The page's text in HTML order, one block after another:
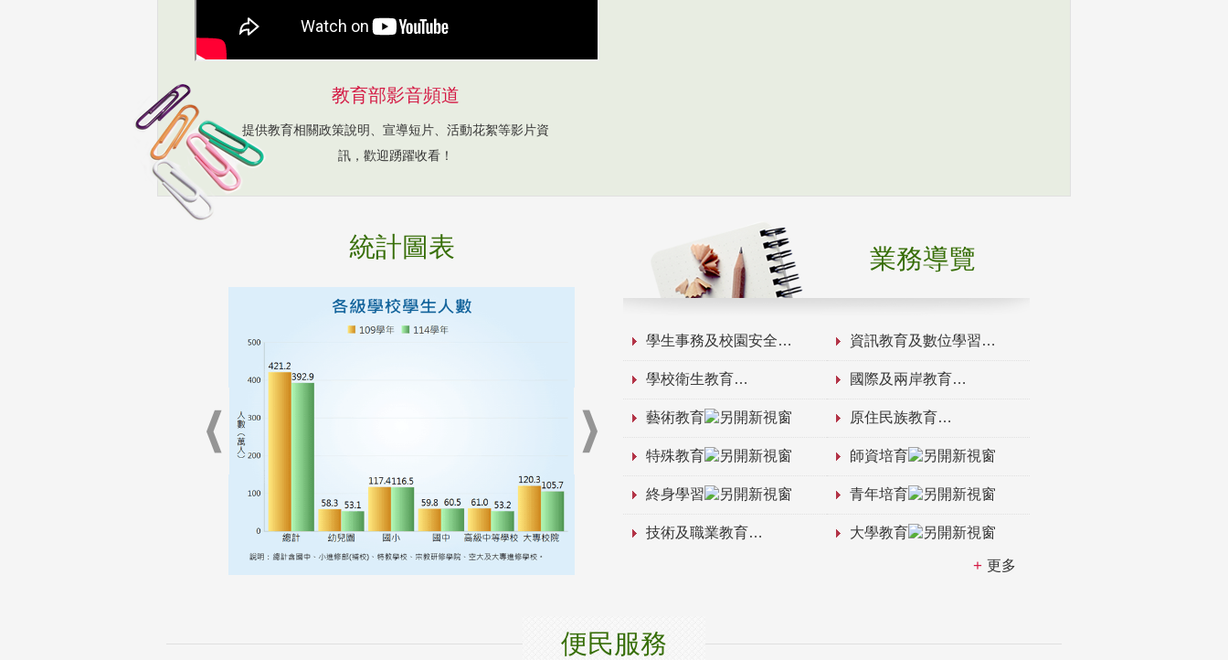
教育部影音頻道
提供教育相關政策說明、宣導短片、活動花絮等影片資
訊，歡迎踴躍收看！
統計圖表 業務導覽
學生事務及校園安全 資訊教育及數位學習
學校衛生教育 國際及兩岸教育
藝術教育 原住民族教育
特殊教育 師資培育
終身學習 青年培育
技術及職業教育 大學教育
更多
便民服務